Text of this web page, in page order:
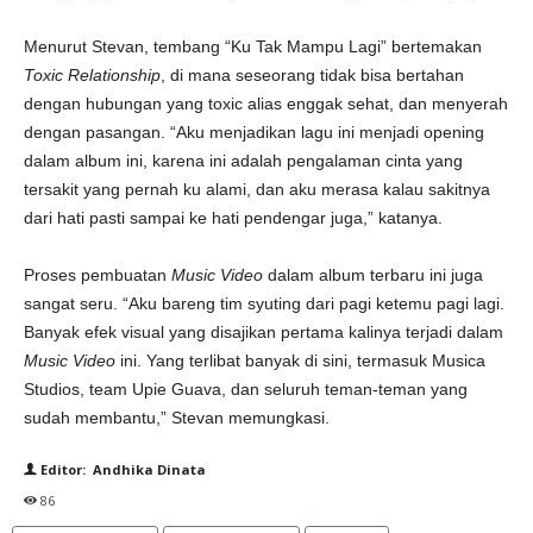
Menurut Stevan, tembang “Ku Tak Mampu Lagi” bertemakan
Toxic Relationship , di mana seseorang tidak bisa bertahan
dengan hubungan yang toxic alias enggak sehat, dan menyerah
dengan pasangan. “Aku menjadikan lagu ini menjadi opening
dalam album ini, karena ini adalah pengalaman cinta yang
tersakit yang pernah ku alami, dan aku merasa kalau sakitnya
dari hati pasti sampai ke hati pendengar juga,” katanya.
Proses pembuatan Music Video dalam album terbaru ini juga
sangat seru. “Aku bareng tim syuting dari pagi ketemu pagi lagi.
Banyak efek visual yang disajikan pertama kalinya terjadi dalam
Music Video ini. Yang terlibat banyak di sini, termasuk Musica
Studios, team Upie Guava, dan seluruh teman-teman yang
sudah membantu,” Stevan memungkasi.
Editor: Andhika Dinata
86